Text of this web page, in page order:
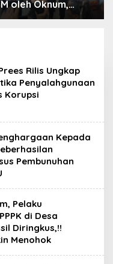
Prees
Kasus,
Rilis Ungkap
Penyalahgunaan
Korupsi
Kepada
Pembunuhan
Pelaku
di Desa
Diringkus,!!
Menohok